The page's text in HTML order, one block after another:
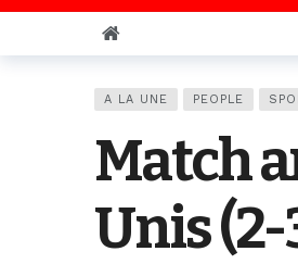
Vidéo/
Vidéo/
A LA UNE PEOPLE
Match
Unis (2-